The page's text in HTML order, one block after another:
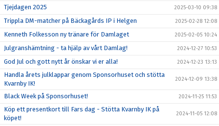
Tjejdagen 2025 2025-03-10 09:38
Trippla DM-matcher på Bäckagårds IP i Helgen 2025-02-28 12:08
Kenneth Folkesson ny tränare för Damlaget 2025-02-05 10:24
Julgranshämtning - ta hjälp av vårt Damlag! 2024-12-27 10:53
God Jul och gott nytt år önskar vi er alla! 2024-12-23 13:13
Handla årets julklappar genom Sponsorhuset och stötta
Kvarnby IK!
2024-12-09 13:38
Black Week på Sponsorhuset! 2024-11-25 11:53
Köp ett presentkort till Fars dag - Stötta Kvarnby IK på
köpet!
2024-11-05 12:08